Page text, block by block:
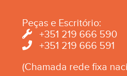
Peças e Escritório:
+351 219 666 590
+351 219 666 591
(Chamada rede fixa